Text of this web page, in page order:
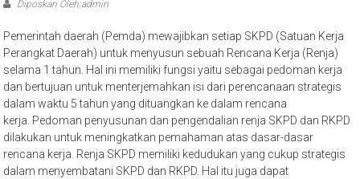
Diposkan Oleh:admin
Pemerintah daerah (Pemda) mewajibkan setiap SKPD (Satuan Kerja
Perangkat Daerah) untuk menyusun sebuah Rencana Kerja (Renja)
selama 1 tahun. Hal ini memiliki fungsi yaitu sebagai pedoman kerja
dan bertujuan untuk menterjemahkan isi dari perencanaan strategis
dalam waktu 5 tahun yang dituangkan ke dalam rencana
kerja. Pedoman penyusunan dan pengendalian renja SKPD dan RKPD
dilakukan untuk meningkatkan pemahaman atas dasar-dasar
rencana kerja. Renja SKPD memiliki kedudukan yang cukup strategis
dalam menyembatani SKPD dan RKPD. Hal itu juga dapat